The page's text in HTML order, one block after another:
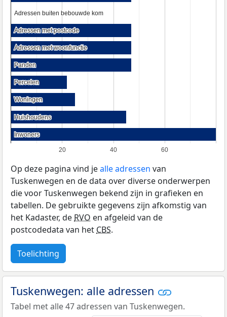
20 40 60
Adressen buiten bebouwde kom
Adressen buiten bebouwde kom
Adressen met postcode
Adressen met postcode
Adressen met woonfunctie
Adressen met woonfunctie
Panden
Panden
Percelen
Percelen
Woningen
Woningen
Huishoudens
Huishoudens
Inwoners
Inwoners
Op deze pagina vind jealle adressen van
Tuskenwegen en de data over diverse onderwerpen
die voor Tuskenwegen bekend zijn in grafieken en
tabellen. De gebruikte gegevens zijn afkomstig van
het Kadaster, de RVO en afgeleid van de
postcodedata van het CBS.
Toelichting
Tuskenwegen: alle adressen
Tabel met alle 47 adressen van Tuskenwegen.